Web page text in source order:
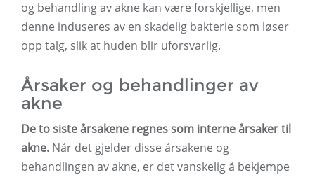
og behandling av akne kan være forskjellige, men
denne induseres av en skadelig bakterie som løser
opp talg, slik at huden blir uforsvarlig.
Årsaker og behandlinger av
akne
De to siste årsakene regnes som interne årsaker til
akne. Når det gjelder disse årsakene og
behandlingen av akne, er det vanskelig å bekjempe